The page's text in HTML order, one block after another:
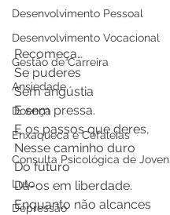
Desenvolvimento Pessoal
Desenvolvimento Vocacional
Gestão de Carreira
Ansiedade
Doença
Enxaqueca e Cefaleias
Consulta Psicológica de
Luto
Depressão
Recomeça…
Se puderes
Sem angústia
E sem pressa.
E os passos que deres,
Nesse caminho duro
Do futuro
Dá-os em liberdade.
Enquanto não alcances